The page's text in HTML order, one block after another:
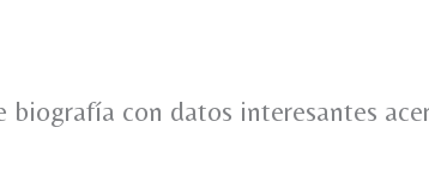
biografía con datos interesantes